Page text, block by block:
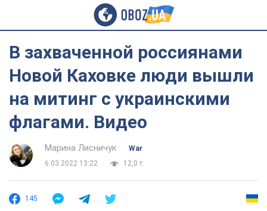
В захваченной россиянами
Новой Каховке люди вышли
на митинг с украинскими
флагами. Видео
Марина Лисничук
War
6.03.2022 13:22
12,0 т.
145